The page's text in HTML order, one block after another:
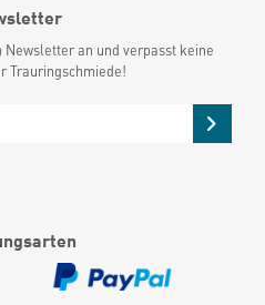
an und verpasst keine
Trauringschmiede!